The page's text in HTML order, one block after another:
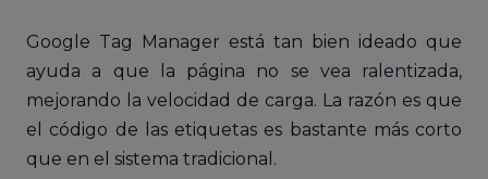
Google Tag Manager está tan bien ideado que
ayuda a que la página no se vea ralentizada,
mejorando la velocidad de carga. La razón es que
el código de las etiquetas es bastante más corto
que en el sistema tradicional.